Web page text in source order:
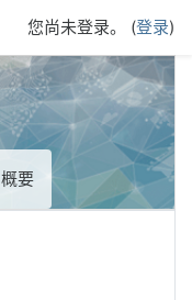
您尚未登录。 (登录)
概要